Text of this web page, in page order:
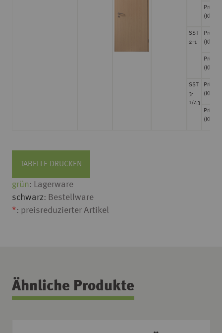
SST
2-1
SST
3-
1/43
TABELLE DRUCKEN
grün: Lagerware
schwarz: Bestellware
*: preisreduzierter Artikel
Ähnliche Produkte